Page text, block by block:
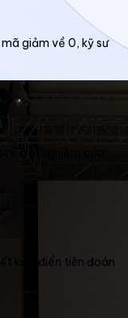
giảm về 0, kỹ sư
Trải nghiệm của
kinh điển tiên đoán